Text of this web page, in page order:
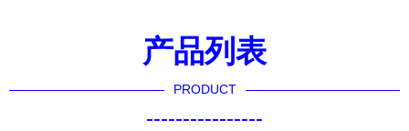
产品列表
PRODUCT
----------------